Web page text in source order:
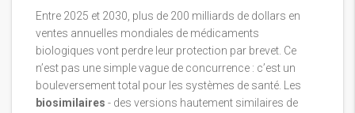
Entre 2025 et 2030, plus de 200 milliards de dollars en
ventes annuelles mondiales de médicaments
biologiques vont perdre leur protection par brevet. Ce
n’est pas une simple vague de concurrence : c’est un
bouleversement total pour les systèmes de santé. Les
biosimilaires - des versions hautement similaires de